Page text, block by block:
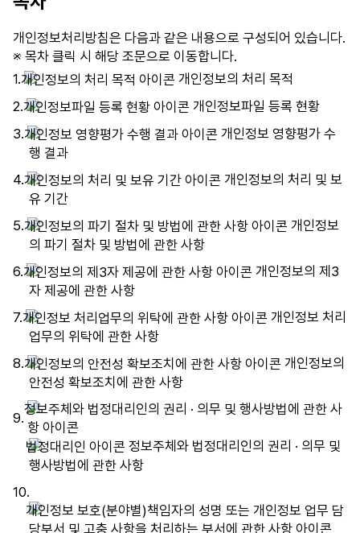
개인정보처리방침은 다음과 같은 내용으로 구성되어 있습니다.
※ 목차 클릭 시 해당 조문으로 이동합니다.
1.
개인정보의 처리 목적
2.
개인정보파일 등록 현황
3.
개인정보 영향평가 수
행 결과
4.
개인정보의 처리 및 보
유 기간
5.
개인정보
의 파기 절차 및 방법에 관한 사항
6.
개인정보의 제3
자 제공에 관한 사항
7.
개인정보 처리
업무의 위탁에 관한 사항
8.
개인정보의
안전성 확보조치에 관한 사항
9.
정보주체와 법정대리인의 권리 · 의무 및
행사방법에 관한 사항
10.